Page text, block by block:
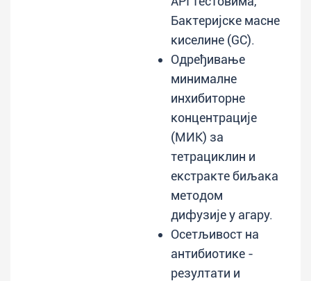
Бактеријске масне
киселине (GC).
Одређивање
минималне
инхибиторне
концентрације
(МИК) за
тетрациклин и
екстракте биљака
методом
дифузије у агару.
Осетљивост на
антибиотике -
резултати и